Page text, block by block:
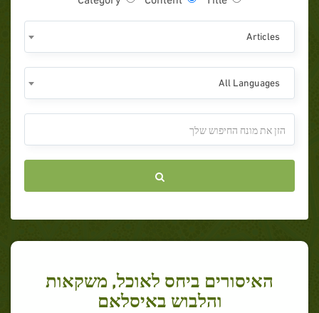
Articles
All Languages
האיסורים ביחס לאוכל, משקאות
והלבוש באיסלאם